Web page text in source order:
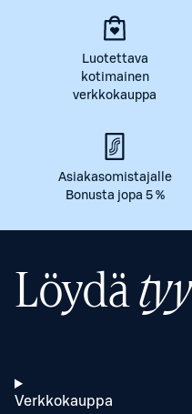
Luotettava
kotimainen
verkkokauppa
Asiakasomistajalle
Bonusta jopa 5 %
Löydä
Verkkokauppa